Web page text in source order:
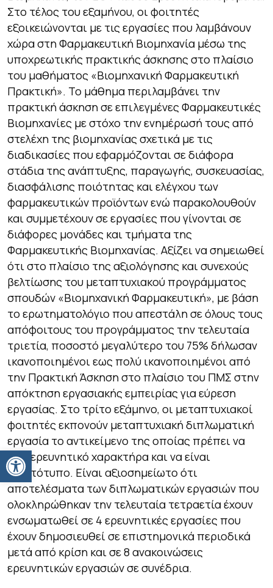
Ανοίξτε τη γραμμή εργαλείων
Στο τέλος του εξαμήνου, οι φοιτητές
εξοικειώνονται με τις εργασίες που λαμβάνουν
χώρα στη Φαρμακευτική Βιομηχανία μέσω της
υποχρεωτικής πρακτικής άσκησης στο πλαίσιο
του μαθήματος «Βιομηχανική Φαρμακευτική
Πρακτική». Το μάθημα περιλαμβάνει την
πρακτική άσκηση σε επιλεγμένες Φαρμακευτικές
Βιομηχανίες με στόχο την ενημέρωσή τους από
στελέχη της βιομηχανίας σχετικά με τις
διαδικασίες που εφαρμόζονται σε διάφορα
στάδια της ανάπτυξης, παραγωγής, συσκευασίας,
διασφάλισης ποιότητας και ελέγχου των
φαρμακευτικών προϊόντων ενώ παρακολουθούν
και συμμετέχουν σε εργασίες που γίνονται σε
διάφορες μονάδες και τμήματα της
Φαρμακευτικής Βιομηχανίας. Αξίζει να σημειωθεί
ότι στο πλαίσιο της αξιολόγησης και συνεχούς
βελτίωσης του μεταπτυχιακού προγράμματος
σπουδών «Βιομηχανική Φαρμακευτική», με βάση
το ερωτηματολόγιο που απεστάλη σε όλους τους
απόφοιτους του προγράμματος την τελευταία
τριετία, ποσοστό μεγαλύτερο του 75% δήλωσαν
ικανοποιημένοι εως πολύ ικανοποιημένοι από
την Πρακτική Άσκηση στο πλαίσιο του ΠΜΣ στην
απόκτηση εργασιακής εμπειρίας για εύρεση
εργασίας. Στο τρίτο εξάμηνο, οι μεταπτυχιακοί
φοιτητές εκπονούν μεταπτυχιακή διπλωματική
εργασία το αντικείμενο της οποίας πρέπει να
έχει ερευνητικό χαρακτήρα και να είναι
πρωτότυπο. Είναι αξιοσημείωτο ότι
αποτελέσματα των διπλωματικών εργασιών που
ολοκληρώθηκαν την τελευταία τετραετία έχουν
ενσωματωθεί σε 4 ερευνητικές εργασίες που
έχουν δημοσιευθεί σε επιστημονικά περιοδικά
μετά από κρίση και σε 8 ανακοινώσεις
ερευνητικών εργασιών σε συνέδρια.